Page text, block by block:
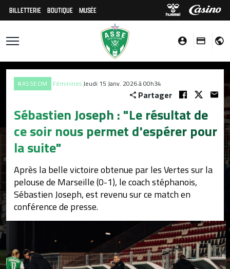
BILLETTERIE BOUTIQUE MUSÉE
#ASSEOM FémininesJeudi 15 Janv. 2026 à 00h34
Partager
Sébastien Joseph : "Le résultat de
ce soir nous permet d'espérer pour
la suite"
Après la belle victoire obtenue par les Vertes sur la
pelouse de Marseille (0-1), le coach stéphanois,
Sébastien Joseph, est revenu sur ce match en
conférence de presse.